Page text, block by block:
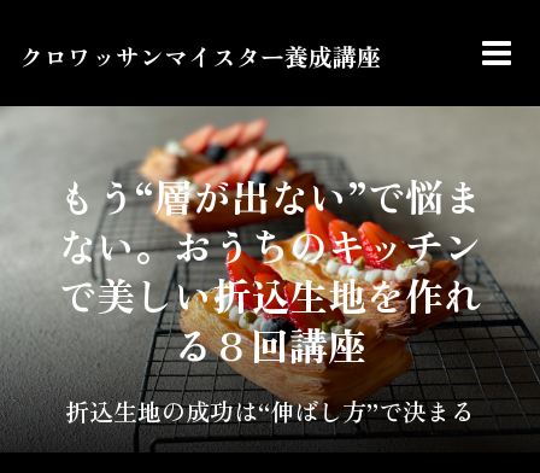
クロワッサンマイスター養成講座
もう“層が出ない”で悩ま
ない。おうちのキッチン
で美しい折込生地を作れ
る８回講座
折込生地の成功は“伸ばし方”で決まる